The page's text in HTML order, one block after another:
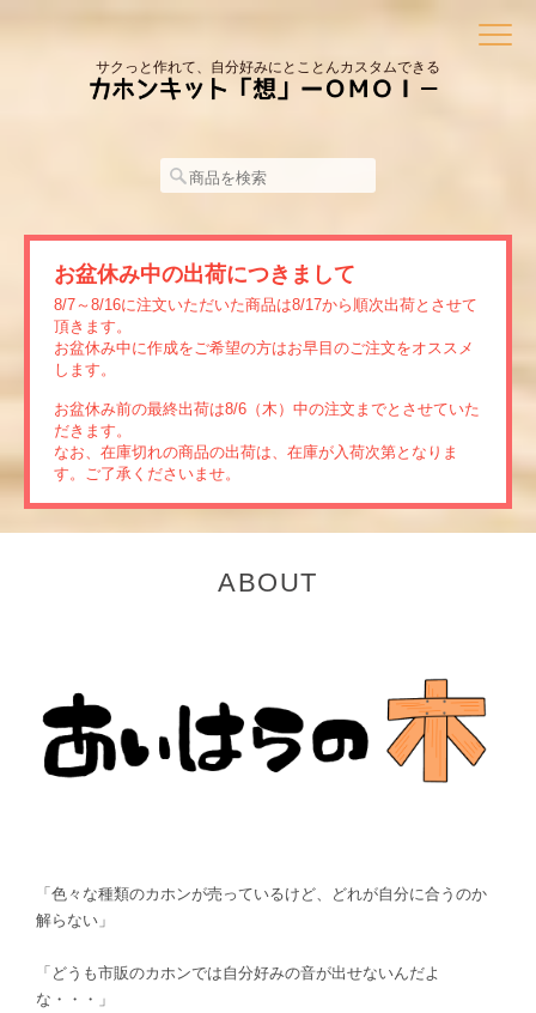
サクっと作れて、自分好みにとことんカスタムできる
お盆休み中の出荷につきまして
8/7～8/16に注文いただいた商品は8/17から順次出荷とさせて
頂きます。
お盆休み中に作成をご希望の方はお早目のご注文をオススメ
します。
お盆休み前の最終出荷は8/6（木）中の注文までとさせていた
だきます。
なお、在庫切れの商品の出荷は、在庫が入荷次第となりま
す。ご了承くださいませ。
ABOUT
「色々な種類のカホンが売っているけど、どれが自分に合うのか
解らない」
「どうも市販のカホンでは自分好みの音が出せないんだよ
な・・・」